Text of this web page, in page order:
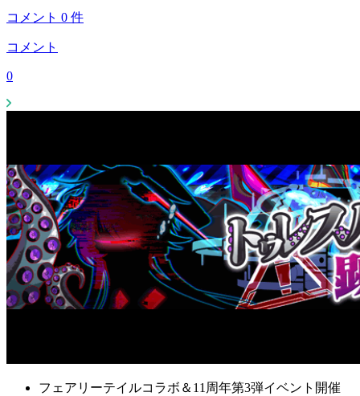
コメント 0 件
コメント
0
フェアリーテイルコラボ＆11周年第3弾イベント開催